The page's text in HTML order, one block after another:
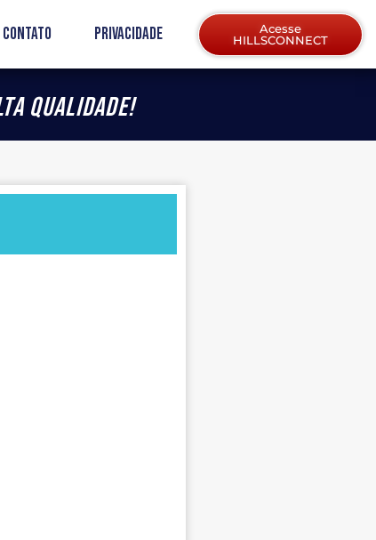
Contato Privacidade
Acesse
HILLSCONNECT
qualidade!